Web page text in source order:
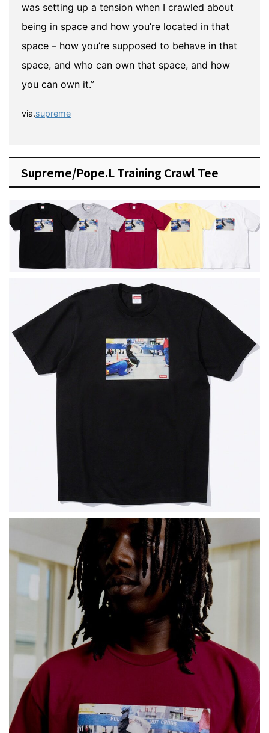
was setting up a tension when I crawled about
being in space and how you’re located in that
space – how you’re supposed to behave in that
space, and who can own that space, and how
you can own it.”
via.supreme
Supreme/Pope.L Training Crawl Tee